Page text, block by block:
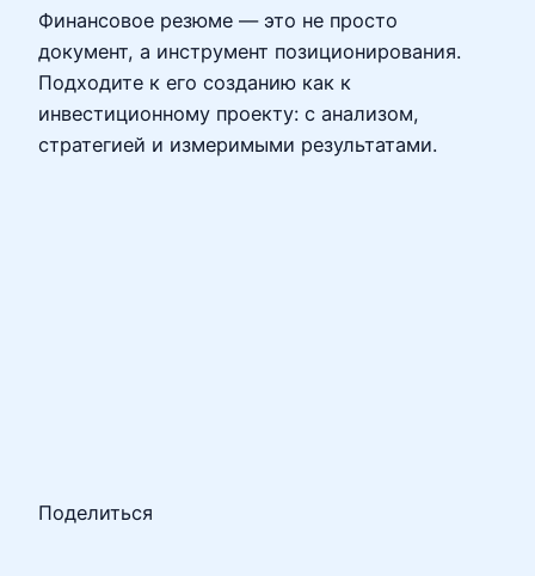
Финансовое резюме — это не просто
документ, а инструмент позиционирования.
Подходите к его созданию как к
инвестиционному проекту: с анализом,
стратегией и измеримыми результатами.
Поделиться